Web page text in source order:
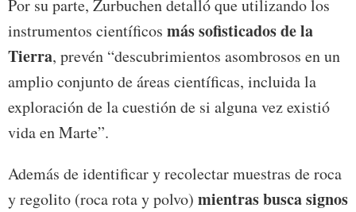
Por su parte, Zurbuchen detalló que utilizando los
instrumentos científicos más sofisticados de la
Tierra, prevén “descubrimientos asombrosos en un
amplio conjunto de áreas científicas, incluida la
exploración de la cuestión de si alguna vez existió
vida en Marte”.
Además de identificar y recolectar muestras de roca
y regolito (roca rota y polvo) mientras busca signos